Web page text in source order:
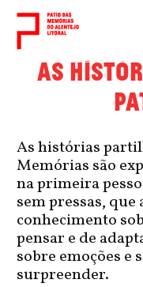
AS
As histórias
Memórias são
na primeira
sem pressas,
conhecimento
pensar e de
sobre emoções e
surpreender.